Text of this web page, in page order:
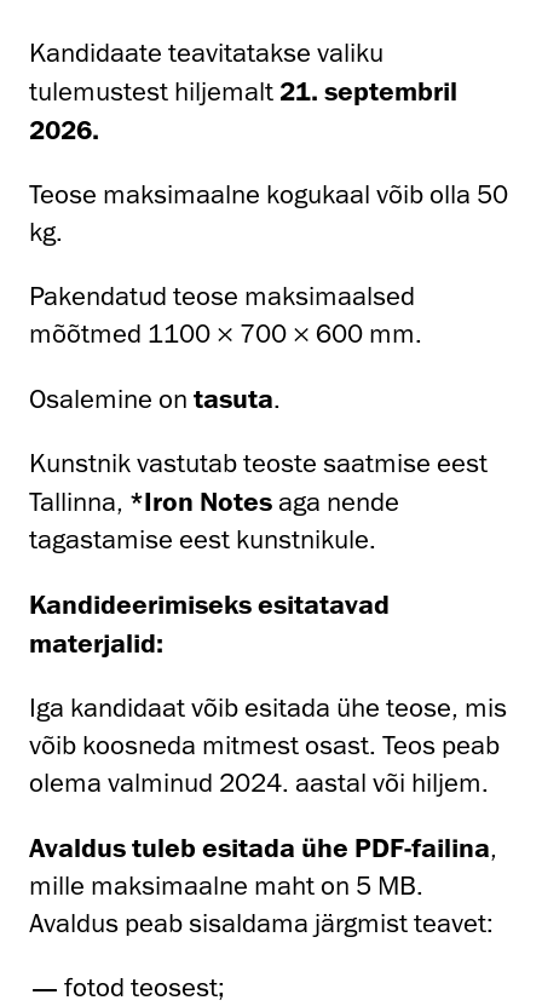
Kandidaate teavitatakse valiku
tulemustest hiljemalt 21. septembril
2026.
Teose maksimaalne kogukaal võib olla 50
kg.
Pakendatud teose maksimaalsed
mõõtmed 1100 × 700 × 600 mm.
Osalemine on tasuta.
Kunstnik vastutab teoste saatmise eest
Tallinna, *Iron Notes aga nende
tagastamise eest kunstnikule.
Kandideerimiseks esitatavad
materjalid:
Iga kandidaat võib esitada ühe teose, mis
võib koosneda mitmest osast. Teos peab
olema valminud 2024. aastal või hiljem.
Avaldus tuleb esitada ühe PDF-failina,
mille maksimaalne maht on 5 MB.
Avaldus peab sisaldama järgmist teavet:
fotod teosest;